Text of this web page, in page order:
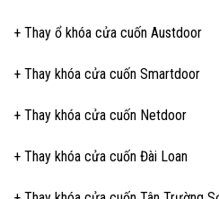
+ Thay ổ khóa cửa cuốn Austdoor
+ Thay khóa cửa cuốn Smartdoor
+ Thay khóa cửa cuốn Netdoor
+ Thay khóa cửa cuốn Đài Loan